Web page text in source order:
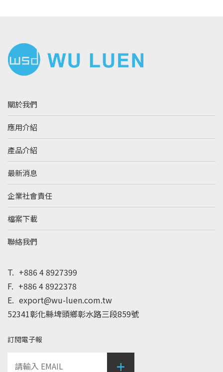
T. +886 4 8927399
F. +886 4 8922378
E. export@wu-luen.com.tw
52341彰化縣埤頭鄉彰水路三段859號
關於我們
應用介紹
產品介紹
最新消息
企業社會責任
檔案下載
聯絡我們
訂閱電子報
+